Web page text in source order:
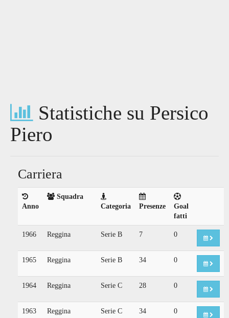
Statistiche su Persico
Piero
Carriera
Anno
Squadra
Categoria
Presenze
Goal
fatti
1966 Reggina Serie B 7 0
1965 Reggina Serie B 34 0
1964 Reggina Serie C 28 0
1963 Reggina Serie C 34 0